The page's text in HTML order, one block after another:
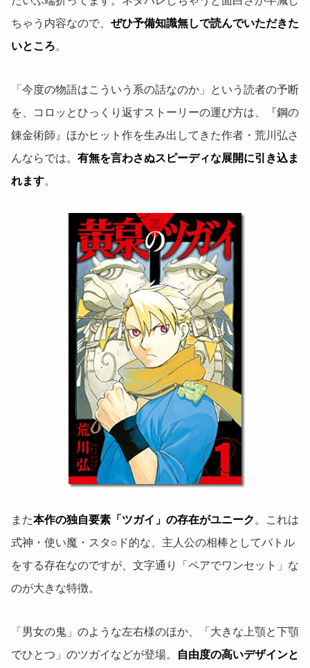
ちゃう内容なので、 ぜひ予備知識無しで読んでいただきた
いところ。
「今度の物語はこういう系の話なのか」という読者の予断
を、コロッとひっくり返すストーリーの運び方は、『鋼の
錬金術師』ほかヒット作を生み出してきた作者・荒川弘さ
んならでは。 有無を言わさぬスピーディな展開に引き込ま
れます。
また本作の独自要素「ツガイ」の存在がユニーク。これは
式神・使い魔・スタ○ド的な、主人公の相棒としてバトル
をする存在なのですが、文字通り「ペアでワンセット」な
のが大きな特徴。
「男女の鬼」のような左右様のほか、「大きな上顎と下顎
でひとつ」のツガイなどが登場。
自由度の高いデザインと